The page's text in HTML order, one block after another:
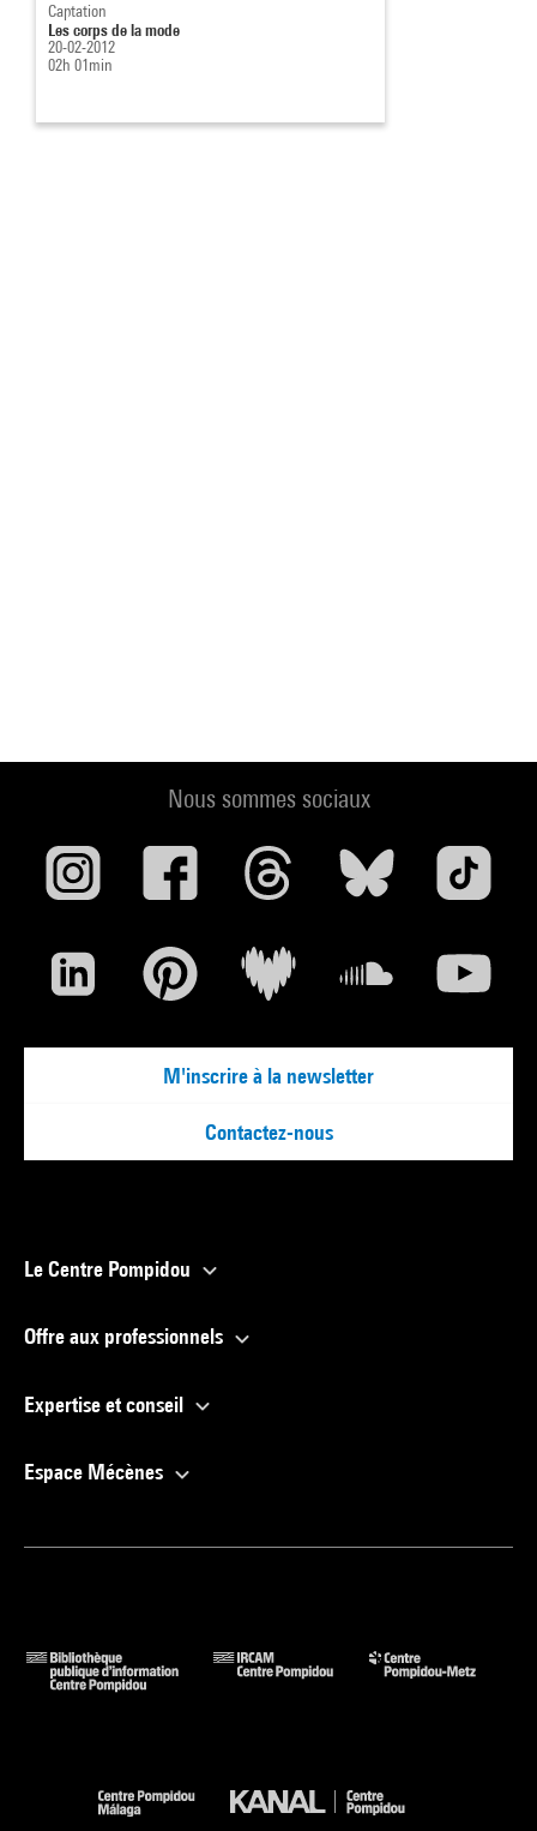
Captation
Les corps de la mode
20-02-2012
02h 01min
Nous sommes sociaux
M'inscrire à la newsletter
Contactez-nous
Le Centre Pompidou
Offre aux professionnels
Expertise et conseil
Espace Mécènes